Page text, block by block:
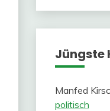
Jüngste
Manfed
politisch